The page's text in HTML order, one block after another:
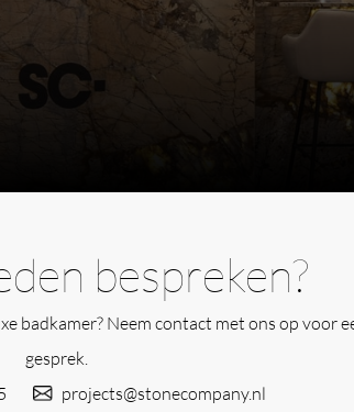
bespreken?
badkamer? Neem contact met ons op voor
gesprek.
projects@stonecompany.nl